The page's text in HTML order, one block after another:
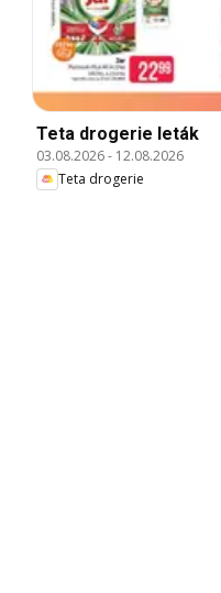
Teta drogerie leták
03.08.2026- 12.08.2026
Teta drogerie